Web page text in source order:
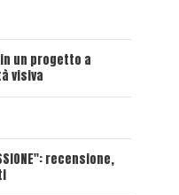
in un progetto a
visiva
recensione,